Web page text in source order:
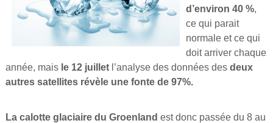
d’environ 40 %,
ce qui parait
normale et ce qui
doit arriver chaque
année, maisle 12 juilletl’analyse des données des deux
autres satellites révèle une fonte de 97%.
La calotte glaciaire du Groenland est donc passée du 8 au